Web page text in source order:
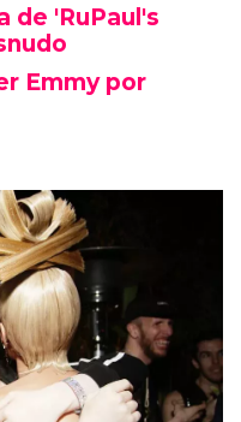
de 'RuPaul's
Emmy por